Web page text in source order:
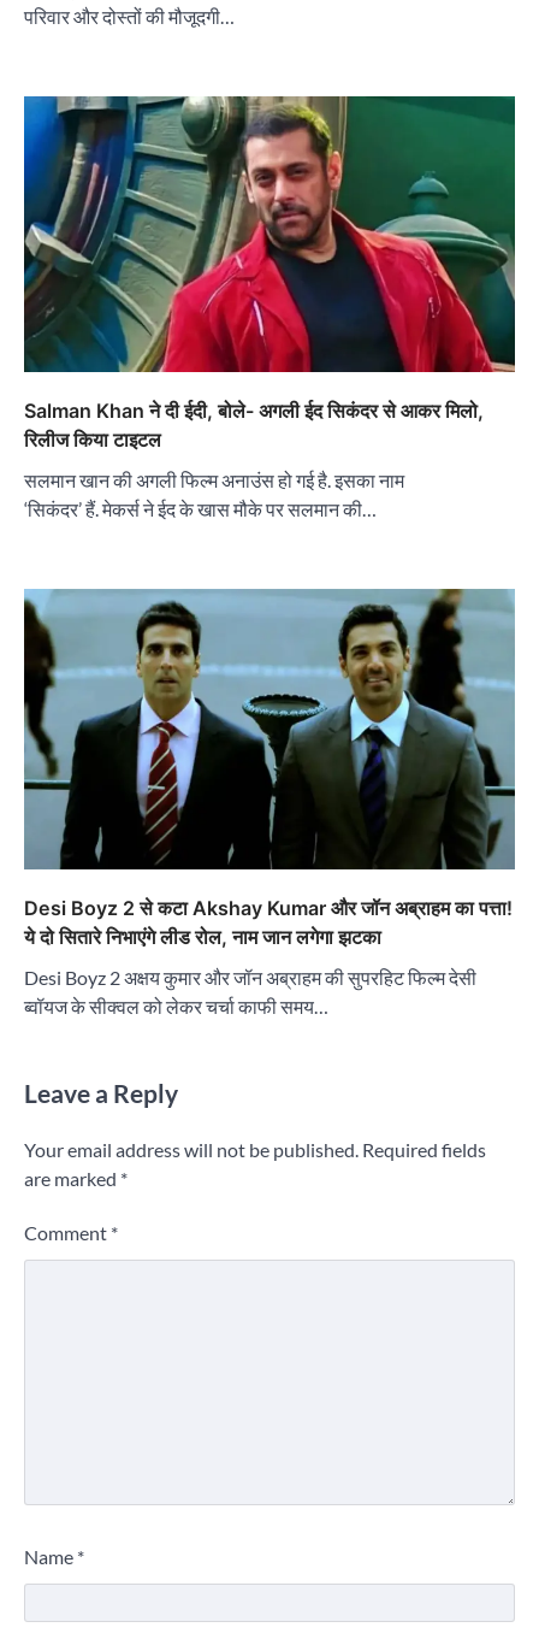
परिवार और दोस्तों की मौजूदगी…
Salman Khan ने दी ईदी, बोले- अगली ईद सिकंदर से आकर मिलो,
रिलीज किया टाइटल
सलमान खान की अगली फिल्म अनाउंस हो गई है. इसका नाम
‘सिकंदर’ हैं. मेकर्स ने ईद के खास मौके पर सलमान की…
Desi Boyz 2 से कटा Akshay Kumar और जॉन अब्राहम का पत्ता!
ये दो सितारे निभाएंगे लीड रोल, नाम जान लगेगा झटका
Desi Boyz 2 अक्षय कुमार और जॉन अब्राहम की सुपरहिट फिल्म देसी
ब्वॉयज के सीक्वल को लेकर चर्चा काफी समय…
Leave a Reply
Your email address will not be published. Required fields
are marked *
Comment *
Name *